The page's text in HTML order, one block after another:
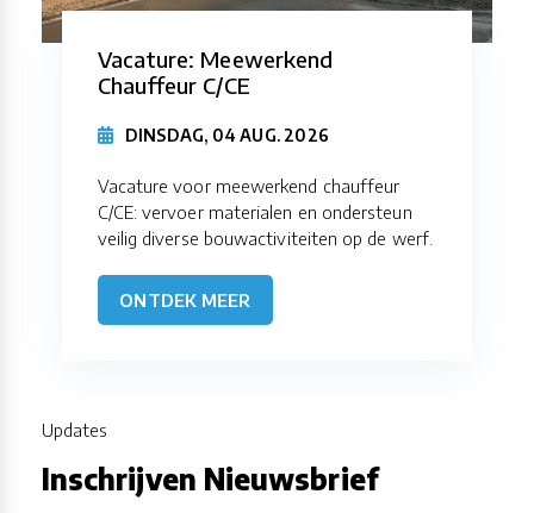
Vacature: Meewerkend
Chauffeur C/CE
DINSDAG, 04 AUG. 2026
Vacature voor meewerkend chauffeur
C/CE: vervoer materialen en ondersteun
veilig diverse bouwactiviteiten op de werf.
ONTDEK MEER
Updates
Inschrijven Nieuwsbrief